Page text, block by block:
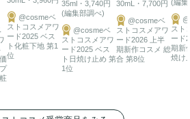
@cosmeベ
ストコスメアワ
ード2025 ベス
ト化粧下地 第1
位
35ml・3,740円
(編集部調べ)
@cosmeベ
ストコスメアワ
ード2025 ベス
ト日焼け止め 第
1位
30mL・7,700円
@cosmeベ
ストコスメアワ
ード2026 上半
期新作コスメ 総
合 第8位
(編集
スト
ード
期新
焼け